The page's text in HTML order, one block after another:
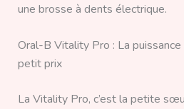
une brosse à dents électrique.
Oral-B Vitality Pro : La
petit prix
La Vitality Pro, c’est la petite